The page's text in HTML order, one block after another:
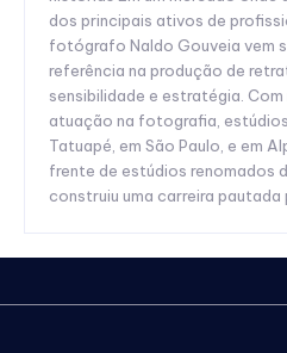
dos principais ativos de
fotógrafo Naldo Gouveia vem
referência na produção de
sensibilidade e estratégia. Com
atuação na fotografia,
Tatuapé, em São Paulo, e em
frente de estúdios renomados
construiu uma carreira